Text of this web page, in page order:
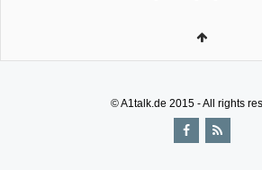
© A1talk.de 2015 - All rights